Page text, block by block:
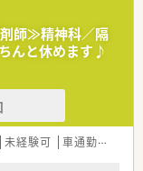
剤師≫精神科／隔
んと休めます♪
未経験可 車通勤可